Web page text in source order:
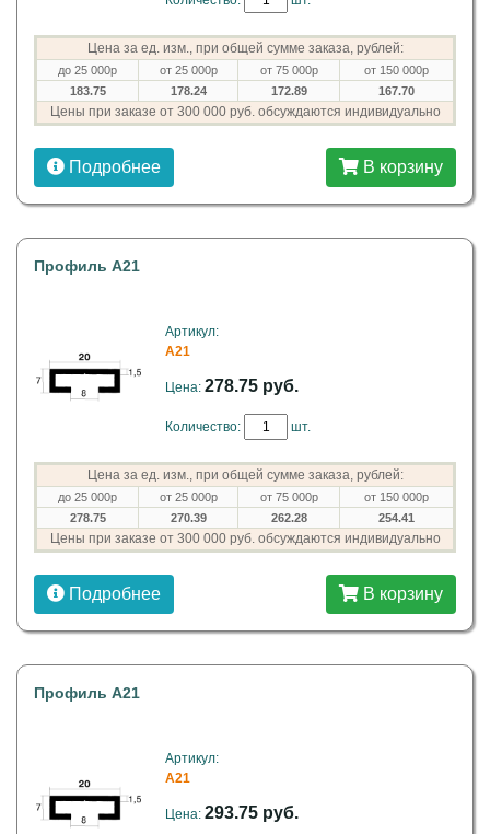
Цена за ед. изм., при общей сумме заказа, рублей:
до 25 000р от 25 000р от 75 000р
от 150 000р
183.75
178.24 172.89 167.70
Цены при заказе от 300 000 руб. обсуждаются индивидуально
Подробнее В корзину
Профиль A21
Артикул:
A21
Цена: 278.75 руб.
Количество: шт.
Цена за ед. изм., при общей сумме заказа, рублей:
до 25 000р от 25 000р от 75 000р
от 150 000р
278.75
270.39 262.28 254.41
Цены при заказе от 300 000 руб. обсуждаются индивидуально
Подробнее В корзину
Профиль A21
Артикул:
A21
Цена: 293.75 руб.